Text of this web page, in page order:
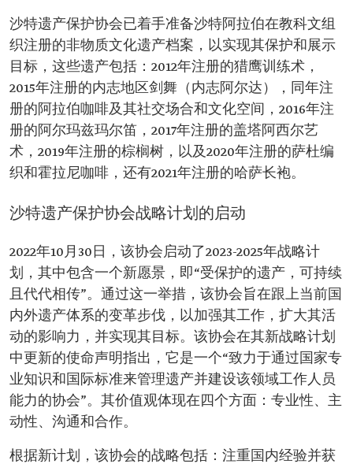
沙特遗产保护协会已着手准备沙特阿拉伯在教科文组
织注册的非物质文化遗产档案，以实现其保护和展示
目标，这些遗产包括：2012年注册的猎鹰训练术，
2015年注册的内志地区剑舞（内志阿尔达），同年注
册的阿拉伯咖啡及其社交场合和文化空间，2016年注
册的阿尔玛兹玛尔笛，2017年注册的盖塔阿西尔艺
术，2019年注册的棕榈树，以及2020年注册的萨杜编
织和霍拉尼咖啡，还有2021年注册的哈萨长袍。
沙特遗产保护协会战略计划的启动
2022年10月30日，该协会启动了2023-2025年战略计
划，其中包含一个新愿景，即“受保护的遗产，可持续
且代代相传”。通过这一举措，该协会旨在跟上当前国
内外遗产体系的变革步伐，以加强其工作，扩大其活
动的影响力，并实现其目标。该协会在其新战略计划
中更新的使命声明指出，它是一个“致力于通过国家专
业知识和国际标准来管理遗产并建设该领域工作人员
能力的协会”。其价值观体现在四个方面：专业性、主
动性、沟通和合作。
根据新计划，该协会的战略包括：注重国内经验并获